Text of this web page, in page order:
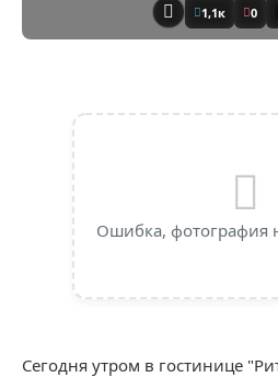
1,1к 0
Ошибка, фотография
Сегодня утром в гостинице